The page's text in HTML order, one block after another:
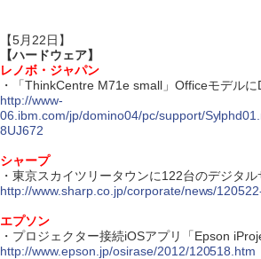
【5月22日】
【ハードウェア】
レノボ・ジャパン
・「ThinkCentre M71e small」Officeモデル
http://www-
06.ibm.com/jp/domino04/pc/support/
8UJ672
シャープ
・東京スカイツリータウンに122台のデジタ
http://www.sharp.co.jp/corporate/news/
エプソン
・プロジェクター接続iOSアプリ「Epson
http://www.epson.jp/osirase/2012/120518.htm